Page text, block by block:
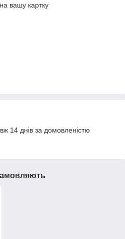
вашу картку
14 днів за домовленістю